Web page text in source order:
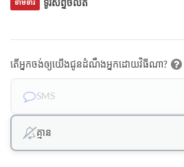
ទូរស័ព្ទចល័ត
ទាមទារ
តើអ្នកចង់ឲ្យយើងជូនដំណឹងអ្នកដោយវិធីណា?
SMS
គ្មាន